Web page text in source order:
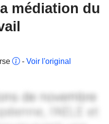
médiation du
- Voir l'original